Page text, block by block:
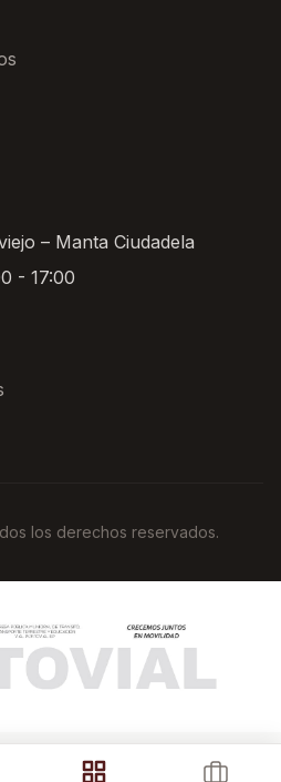
– Manta Ciudadela
- 17:00
los derechos reservados.